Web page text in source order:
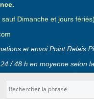
Dimanche et jours fériés)
et envoi Point Relais
/ 48 h en moyenne selon